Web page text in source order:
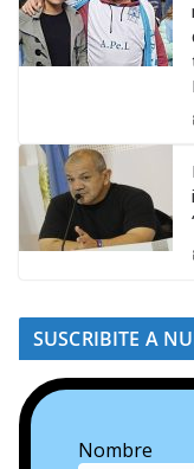
SUSCRIBITE A
Nombre